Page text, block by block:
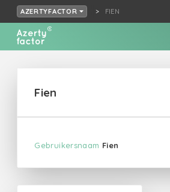
AZERTYFACTOR FIEN
Fien
Gebruikersnaam Fien